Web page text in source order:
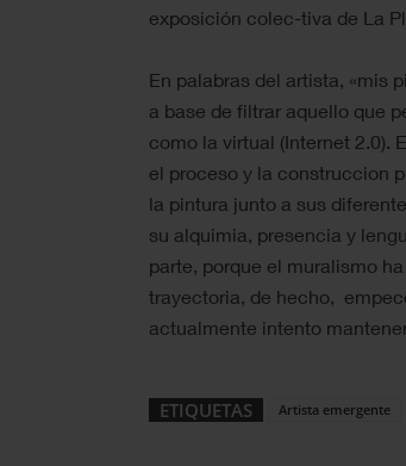
exposición colec-tiva de La
En palabras del artista, «mis
a base de filtrar aquello que
como la virtual (Internet 2.0).
el proceso y la construccion
la pintura junto a sus
su alquimia, presencia y
parte, porque el muralismo
trayectoria, de hecho,
actualmente intento
ETIQUETAS Artista emergente